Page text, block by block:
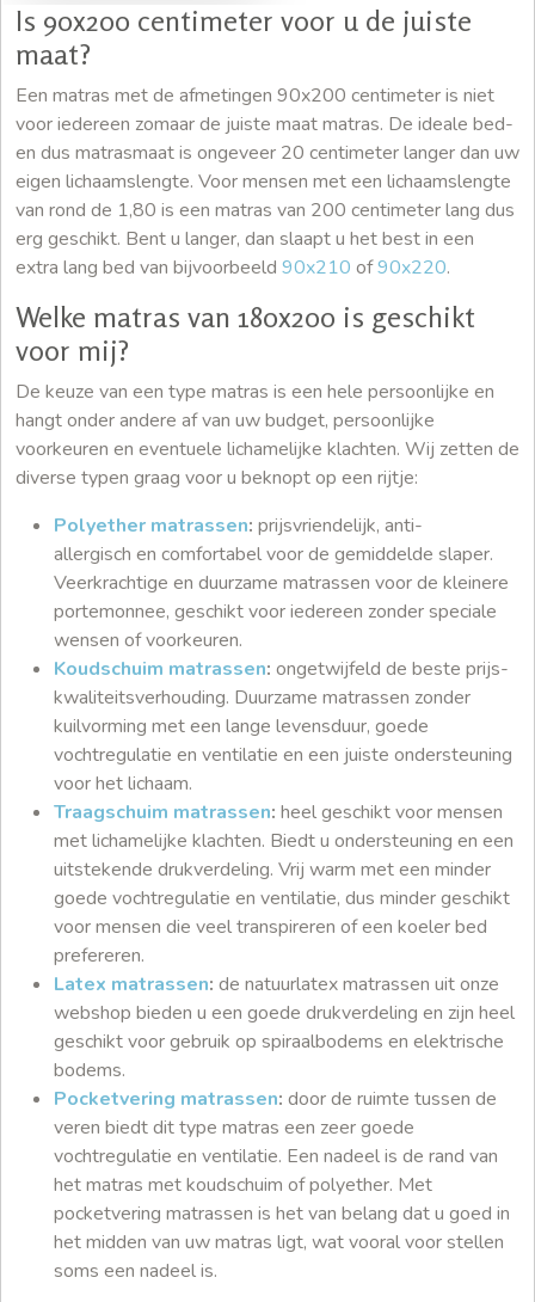
Is 90x200 centimeter voor u de juiste
maat?
Een matras met de afmetingen 90x200 centimeter is niet
voor iedereen zomaar de juiste maat matras. De ideale bed-
en dus matrasmaat is ongeveer 20 centimeter langer dan uw
eigen lichaamslengte. Voor mensen met een lichaamslengte
van rond de 1,80 is een matras van 200 centimeter lang dus
erg geschikt. Bent u langer, dan slaapt u het best in een
extra lang bed van bijvoorbeeld 90x210 of90x220.
Welke matras van 180x200 is geschikt
voor mij?
De keuze van een type matras is een hele persoonlijke en
hangt onder andere af van uw budget, persoonlijke
voorkeuren en eventuele lichamelijke klachten. Wij zetten de
diverse typen graag voor u beknopt op een rijtje:
Polyether matrassen: prijsvriendelijk, anti-
allergisch en comfortabel voor de gemiddelde slaper.
Veerkrachtige en duurzame matrassen voor de kleinere
portemonnee, geschikt voor iedereen zonder speciale
wensen of voorkeuren.
Koudschuim matrassen: ongetwijfeld de beste prijs-
kwaliteitsverhouding. Duurzame matrassen zonder
kuilvorming met een lange levensduur, goede
vochtregulatie en ventilatie en een juiste ondersteuning
voor het lichaam.
Traagschuim matrassen: heel geschikt voor mensen
met lichamelijke klachten. Biedt u ondersteuning en een
uitstekende drukverdeling. Vrij warm met een minder
goede vochtregulatie en ventilatie, dus minder geschikt
voor mensen die veel transpireren of een koeler bed
prefereren.
Latex matrassen: de natuurlatex matrassen uit onze
webshop bieden u een goede drukverdeling en zijn heel
geschikt voor gebruik op spiraalbodems en elektrische
bodems.
Pocketvering matrassen: door de ruimte tussen de
veren biedt dit type matras een zeer goede
vochtregulatie en ventilatie. Een nadeel is de rand van
het matras met koudschuim of polyether. Met
pocketvering matrassen is het van belang dat u goed in
het midden van uw matras ligt, wat vooral voor stellen
soms een nadeel is.